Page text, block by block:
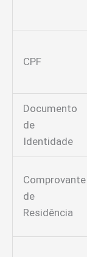
CPF
Documento
de
Identidade
Comprovante
de
Residência